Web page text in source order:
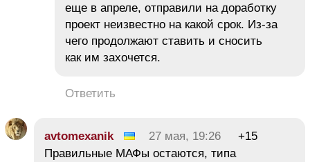
еще в апреле, отправили на доработку
проект неизвестно на какой срок. Из-за
чего продолжают ставить и сносить
как им захочется.
Ответить
avtomexanik 27 мая, 19:26
+15
Правильные МАФы остаются, типа